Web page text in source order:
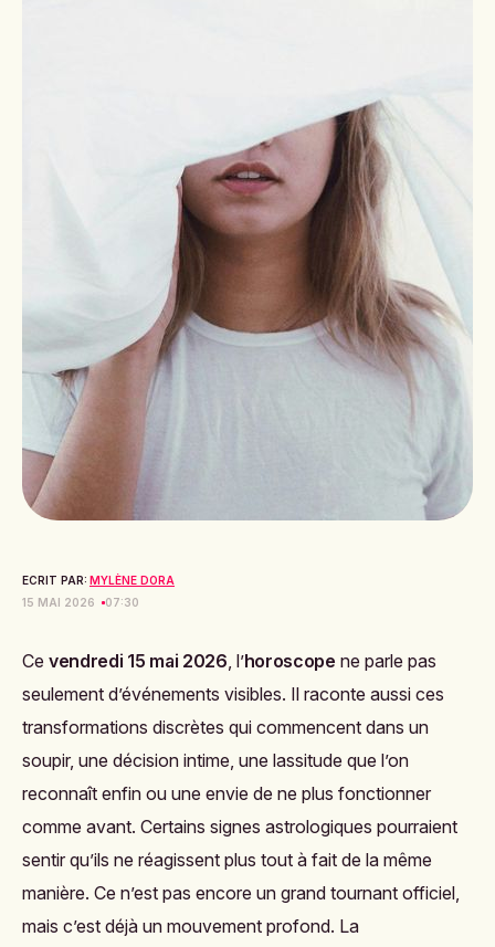
ECRIT PAR: MYLÈNE DORA
15 MAI 2026
07:30
Ce vendredi 15 mai 2026, l’horoscope ne parle pas
seulement d’événements visibles. Il raconte aussi ces
transformations discrètes qui commencent dans un
soupir, une décision intime, une lassitude que l’on
reconnaît enfin ou une envie de ne plus fonctionner
comme avant. Certains signes astrologiques pourraient
sentir qu’ils ne réagissent plus tout à fait de la même
manière. Ce n’est pas encore un grand tournant officiel,
mais c’est déjà un mouvement profond. La